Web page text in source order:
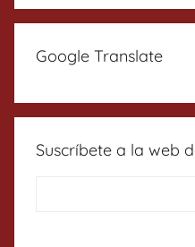
Google Translate
Suscríbete a la web